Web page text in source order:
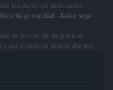
los derechos reservados.
de privacidad - Aviso legal -
de forma híbrida por una
por creadores independientes